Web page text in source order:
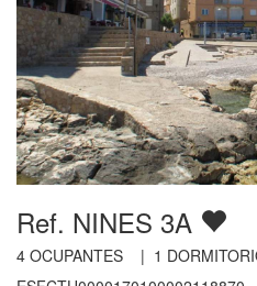
Ref. NINES 3A
4 OCUPANTES | 1